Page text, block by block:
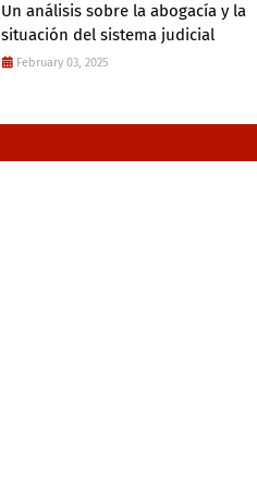
Un análisis sobre la abogacía y la
situación del sistema judicial
February 03, 2025